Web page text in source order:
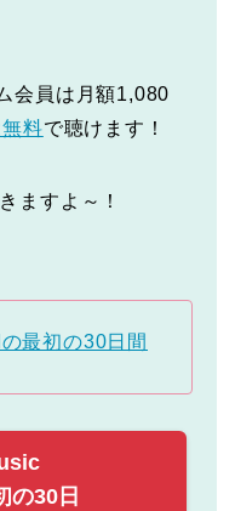
会員は月額1,080
料で聴けます！
ますよ～！
最初の30日間
の30日